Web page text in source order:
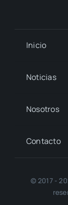
Inicio
Noticias
Nosotros
Contacto
© 2017 -